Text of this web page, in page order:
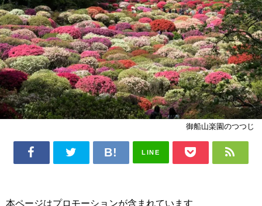
御船山楽園のつつじ
LINE
本ページはプロモーションが含まれています